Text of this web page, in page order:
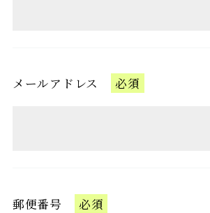
メールアドレス 必須
郵便番号 必須